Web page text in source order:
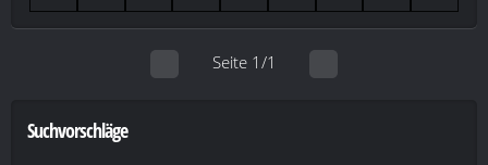
Seite 1/1
Suchvorschläge